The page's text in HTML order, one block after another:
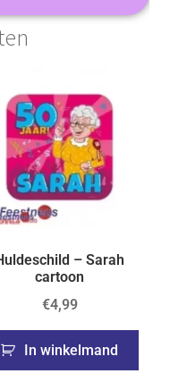
– Sarah
cartoon
€4,99
In winkelmand